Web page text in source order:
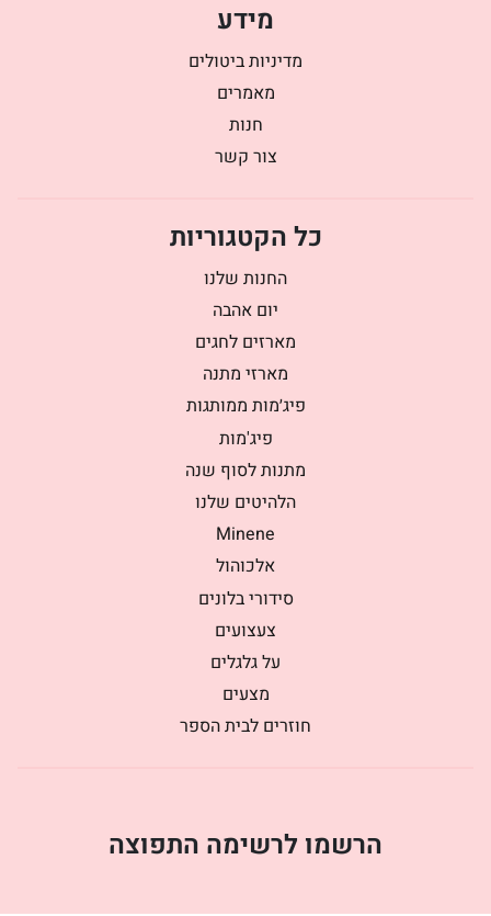
מידע
מדיניות ביטולים
מאמרים
חנות
צור קשר
כל הקטגוריות
החנות שלנו
יום אהבה
מארזים לחגים
מארזי מתנה
פיג׳מות ממותגות
פיג'מות
מתנות לסוף שנה
הלהיטים שלנו
Minene
אלכוהול
סידורי בלונים
צעצועים
על גלגלים
מצעים
חוזרים לבית הספר
הרשמו לרשימה התפוצה